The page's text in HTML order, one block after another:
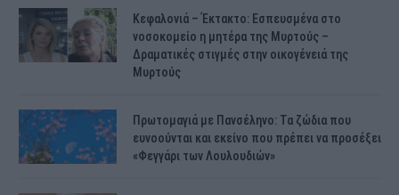
Κεφαλονιά – Έκτακτο: Εσπευσμένα στο
νοσοκομείο η μητέρα της Μυρτούς –
Δραματικές στιγμές στην οικογένειά της
Μυρτούς
Πρωτομαγιά με Πανσέληνο: Τα ζώδια που
ευνοούνται και εκείνο που πρέπει να προσέξει
«Φεγγάρι των Λουλουδιών»